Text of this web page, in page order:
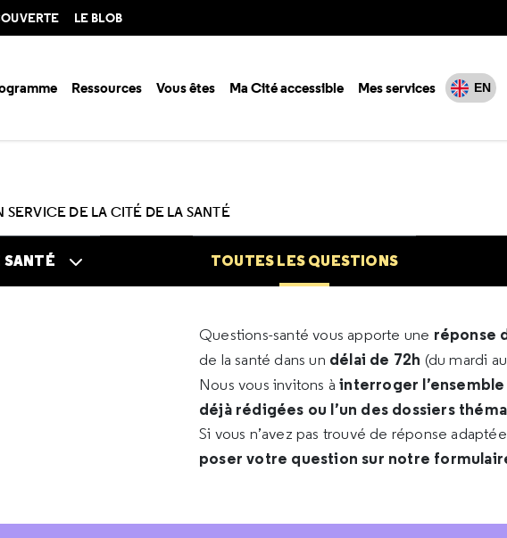
LE BLOB
Ressources Vous êtes Ma Cité accessible Mes services EN
SERVICE DE LA CITÉ DE LA SANTÉ
SANTÉ TOUTES LES QUESTIONS
Questions-santé vous apporte une réponse
de la santé dans un délai de 72h (du mardi
Nous vous invitons àinterroger
déjà rédigées ou l’un des dossiers
Si vous n’avez pas trouvé de réponse
poser votre question sur notre